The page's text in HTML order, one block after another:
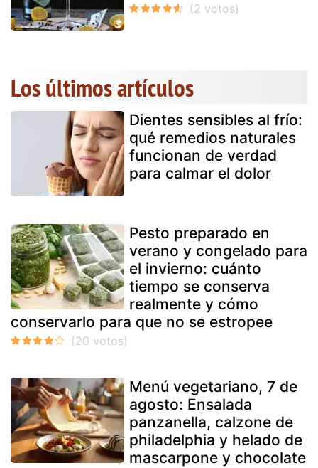
Los últimos artículos
Dientes sensibles al frío:
qué remedios naturales
funcionan de verdad
para calmar el dolor
Pesto preparado en
verano y congelado para
el invierno: cuánto
tiempo se conserva
realmente y cómo
conservarlo para que no se estropee
Menú vegetariano, 7 de
agosto: Ensalada
panzanella, calzone de
philadelphia y helado de
mascarpone y chocolate